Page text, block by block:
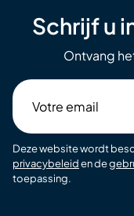
Schrijf u
Ontvang
email
Deze website wordt
privacybeleiden de
toepassing.